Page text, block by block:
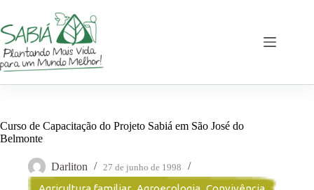
o
conteúdo
Curso de Capacitação do Projeto Sabiá em São José do
Belmonte
Darliton 27 de junho de 1998